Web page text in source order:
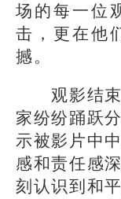
场的每一位
击，更在他
撼。
观影结束
家纷纷踊跃
示被影片中
感和责任感
刻认识到和